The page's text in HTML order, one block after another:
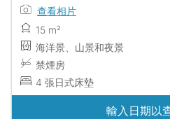
查看相片
15 m²
海洋景、山景和夜景
禁煙房
4 張日式床墊
輸入日期以